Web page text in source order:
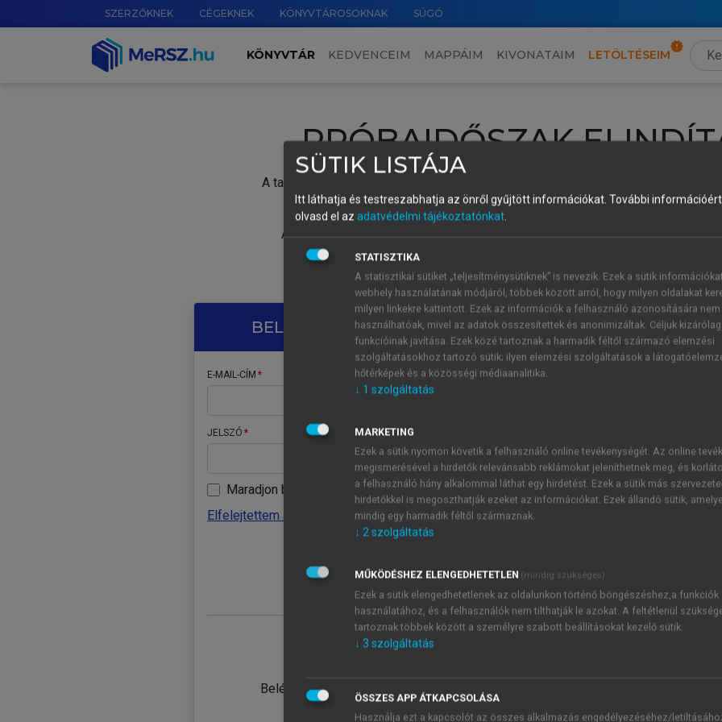
SZERZŐKNEK CÉGEKNEK KÖNYVTÁROSOKNAK SÚGÓ
KÖNYVTÁR KEDVENCEIM MAPPÁIM KIVONATAIM LETÖLTÉSEIM
PRÓBAIDŐSZAK
A tartalom megtekintéséhez lépj be a saját fiókoddal, iskolai azonosítóddal vagy
Új felhasználóként1 óra díjmentes hozzáférésrevagy
A próbaidőszak elindításához,
vagy hozz
A regisztráció után a
BELÉPÉS SAJÁT FIÓKKAL
E-MAIL-CÍM
JELSZÓ
Maradjon belépve
Elfelejtettem a jelszavamat
Belépés intézményi azonosítóval
ÚJ FIÓK
1 óra
JELSZÓ
Kérek értesítést a MeRSZ
Kérek értesítést az
SÜTIK LISTÁJA
Itt láthatja és testreszabhatja az önről gyűjtött információkat. További
olvasd el az adatvédelmi tájékoztatónkat.
STATISZTIKA
A statisztikai sütiket „teljesítménysütiknek” is nevezik. Ezek a sütik
webhely használatának módjáról, többek között arról, hogy milyen oldalakat
milyen linkekre kattintott. Ezek az információk a felhasználó azonosítására nem
használhatóak, mivel az adatok összesítettek és anonimizáltak. Céljuk
funkcióinak javítása. Ezek közé tartoznak a harmadik féltől származó elemzési
szolgáltatásokhoz tartozó sütik; ilyen elemzési szolgáltatások a
hőtérképek és a közösségi médiaanalitika.
↓ 1 szolgáltatás
MARKETING
Ezek a sütik nyomon követik a felhasználó online tevékenységét. Az online
megismerésével a hirdetők relevánsabb reklámokat jeleníthetnek meg, és
a felhasználó hány alkalommal láthat egy hirdetést. Ezek a sütik más
hirdetőkkel is megoszthatják ezeket az információkat. Ezek állandó sütik,
mindig egy harmadik féltől származnak.
↓ 2szolgáltatás
MŰKÖDÉSHEZ ELENGEDHETETLEN (mindig szükséges)
Ezek a sütik elengedhetetlenek az oldalunkon történő böngészéshez,a funkciók
használatához, és a felhasználók nem tilthatják le azokat. A feltétlenül
tartoznak többek között a személyre szabott beállításokat kezelő sütik.
↓ 3 szolgáltatás
ÖSSZES APP ÁTKAPCSOLÁSA
Használja ezt a kapcsolót az összes alkalmazás engedélyezéséhez/